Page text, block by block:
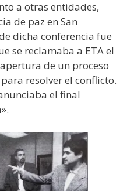
a otras entidades,
de paz en San
dicha conferencia fue
se reclamaba a ETA el
de un proceso
resolver el conflicto.
el final